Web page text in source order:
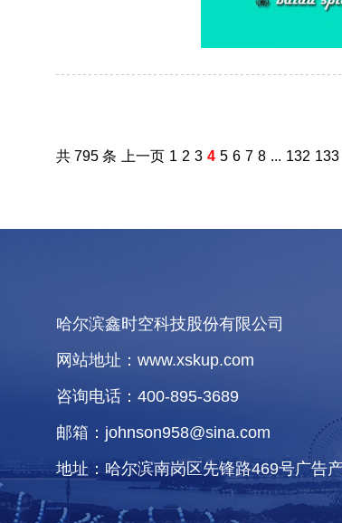
共 795 条 上一页 1 2 3 4 5 6 7 8 ... 132 133
哈尔滨鑫时空科技股份有限公司
网站地址：www.xskup.com
咨询电话：400-895-3689
邮箱：johnson958@sina.com
地址：哈尔滨南岗区先锋路469号广告